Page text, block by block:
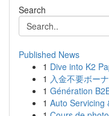
Search
Published News
1 Dive into K2
1 入金不要ボー
1 Génération
1 Auto Servicing